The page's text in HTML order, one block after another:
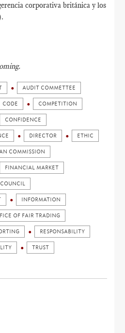
corporativa británica y los
AUDIT COMMETTEE
CODE COMPETITION
CONFIDENCE
DIRECTOR ETHIC
COMMISSION
FINANCIAL MARKET
INFORMATION
OF FAIR TRADING
RESPONSABILITY
TRUST